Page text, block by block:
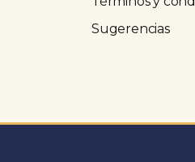
Sugerencias